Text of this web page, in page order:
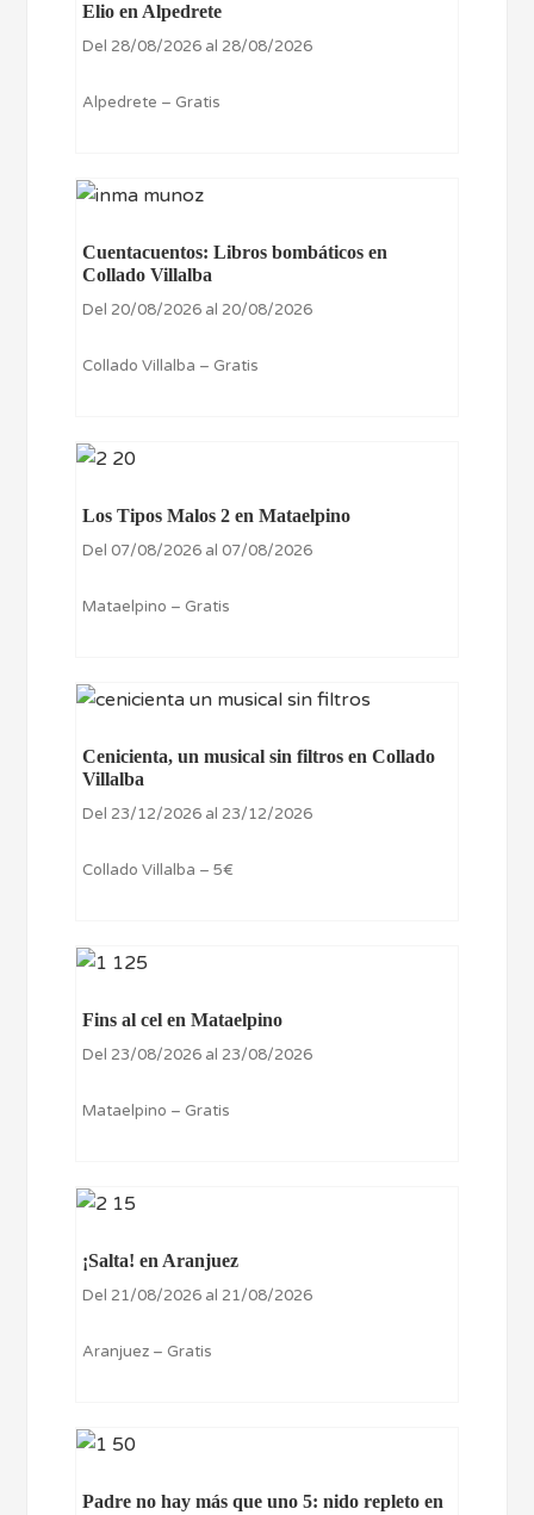
Elio en Alpedrete
Del 28/08/2026 al 28/08/2026
Alpedrete – Gratis
Cuentacuentos: Libros bombáticos en
Collado Villalba
Del 20/08/2026 al 20/08/2026
Collado Villalba – Gratis
Los Tipos Malos 2 en Mataelpino
Del 07/08/2026 al 07/08/2026
Mataelpino – Gratis
Cenicienta, un musical sin filtros en Collado
Villalba
Del 23/12/2026 al 23/12/2026
Collado Villalba – 5€
Fins al cel en Mataelpino
Del 23/08/2026 al 23/08/2026
Mataelpino – Gratis
¡Salta! en Aranjuez
Del 21/08/2026 al 21/08/2026
Aranjuez – Gratis
Padre no hay más que uno 5: nido repleto en